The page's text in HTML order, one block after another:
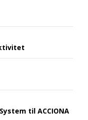
til ACCIONA